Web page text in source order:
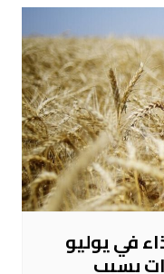
في يوليو
منذ 3 سنوات بسبب